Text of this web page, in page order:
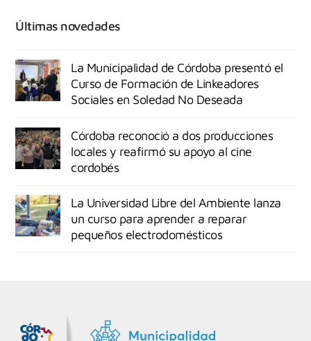
Últimas novedades
La Municipalidad de Córdoba presentó el
Curso de Formación de Linkeadores
Sociales en Soledad No Deseada
Córdoba reconoció a dos producciones
locales y reafirmó su apoyo al cine
cordobés
La Universidad Libre del Ambiente lanza
un curso para aprender a reparar
pequeños electrodomésticos